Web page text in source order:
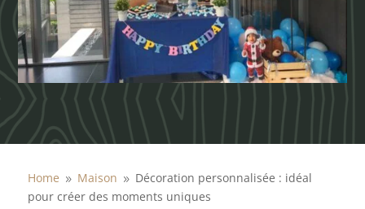
Home 9 Maison 9 Décoration personnalisée : idéal
pour créer des moments uniques